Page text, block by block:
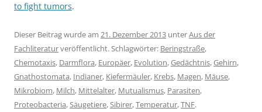
to fight tumors.
Dieser Beitrag wurde am 21. Dezember 2013 unterAus der
Fachliteraturveröffentlicht. Schlagwörter: Beringstraße,
Chemotaxis, Darmflora, Europäer, Evolution,Gedächtnis,Gehirn,
Gnathostomata, Indianer, Kiefermäuler, Krebs, Magen, Mäuse,
Mikrobiom, Milch, Mittelalter, Mutualismus, Parasiten,
Proteobacteria,Säugetiere,Sibirer,Temperatur,TNF.